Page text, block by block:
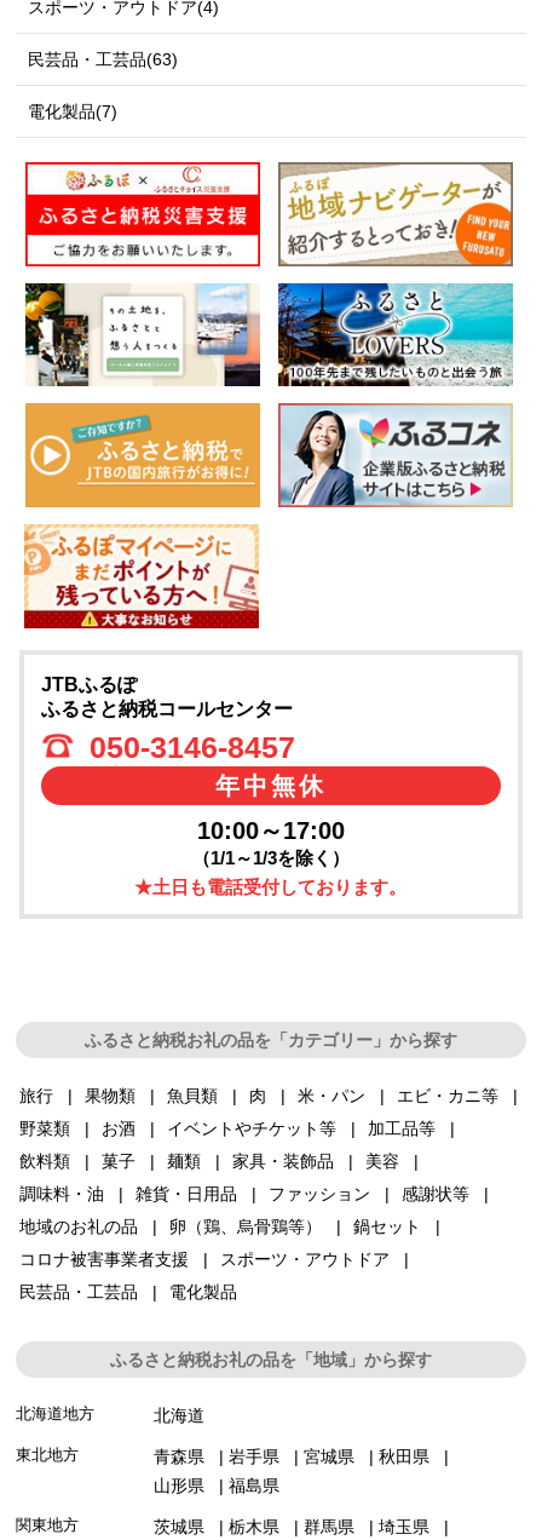
スポーツ・アウトドア(4)
民芸品・工芸品(63)
電化製品(7)
JTBふるぽ
ふるさと納税コールセンター
050-3146-8457
年中無休
10:00～17:00
（1/1～1/3を除く）
★土日も電話受付しております。
ふるさと納税お礼の品を「カテゴリー」から探す
旅行 果物類 魚貝類 肉 米・パン
エビ・カニ等
野菜類
お酒 イベントやチケット等
加工品等
飲料類
菓子 麺類 家具・装飾品
美容
調味料・油
雑貨・日用品 ファッション
感謝状等
地域のお礼の品
卵（鶏、烏骨鶏等）
鍋セット
コロナ被害事業者支援
スポーツ・アウトドア
民芸品・工芸品
電化製品
ふるさと納税お礼の品を「地域」から探す
北海道地方 北海道
東北地方 青森県 岩手県 宮城県
秋田県
山形県
福島県
関東地方 茨城県 栃木県 群馬県
埼玉県